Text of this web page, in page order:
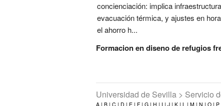
concienciación: implica
evacuación térmica, y ajustes en
el ahorro h...
Formacion en diseno de refugios
Universidad de Sevilla > Servicio
A | B | C | D | E | F | G | H | I | J | K | L | M | N | O | P